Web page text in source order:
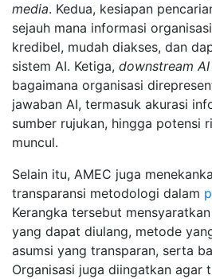
media. Kedua, kesiapan
sejauh mana informasi
kredibel, mudah diakses, dan
sistem AI. Ketiga, downstream
bagaimana organisasi
jawaban AI, termasuk akurasi
sumber rujukan, hingga potensi
muncul.
Selain itu, AMEC juga
transparansi metodologi dalam
Kerangka tersebut
yang dapat diulang, metode
asumsi yang transparan, serta
Organisasi juga diingatkan agar